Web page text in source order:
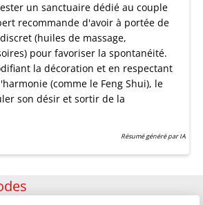
un sanctuaire dédié au couple
recommande d'avoir à portée de
(huiles de massage,
pour favoriser la spontanéité.
la décoration et en respectant
(comme le Feng Shui), le
son désir et sortir de la
Résumé généré par IA